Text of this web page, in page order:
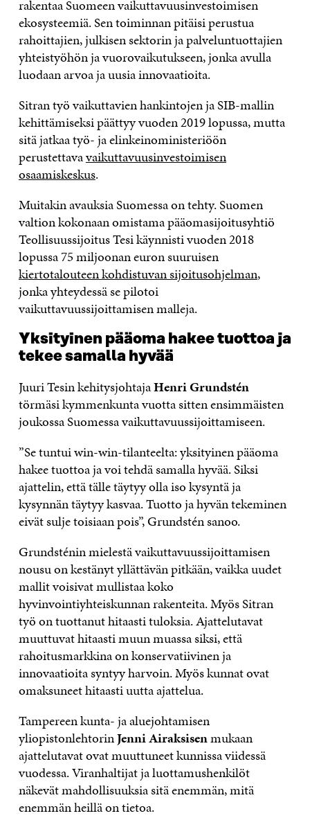
rakentaa Suomeen vaikuttavuusinvestoimisen
ekosysteemiä. Sen toiminnan pitäisi perustua
rahoittajien, julkisen sektorin ja palveluntuottajien
yhteistyöhön ja vuorovaikutukseen, jonka avulla
luodaan arvoa ja uusia innovaatioita.
Sitran työ vaikuttavien hankintojen ja SIB-mallin
kehittämiseksi päättyy vuoden 2019 lopussa, mutta
sitä jatkaa työ- ja elinkeinoministeriöön
perustettavavaikuttavuusinvestoimisen
osaamiskeskus.
Muitakin avauksia Suomessa on tehty. Suomen
valtion kokonaan omistama pääomasijoitusyhtiö
Teollisuussijoitus Tesi käynnisti vuoden 2018
lopussa 75 miljoonan euron suuruisen
kiertotalouteen kohdistuvan sijoitusohjelman,
jonka yhteydessä se pilotoi
vaikuttavuussijoittamisen malleja.
Yksityinen pääoma hakee tuottoa ja
tekee samalla hyvää
Juuri Tesin kehitysjohtajaHenri Grundstén
törmäsi kymmenkunta vuotta sitten ensimmäisten
joukossa Suomessa vaikuttavuussijoittamiseen.
”Se tuntui win-win-tilanteelta: yksityinen pääoma
hakee tuottoa ja voi tehdä samalla hyvää. Siksi
ajattelin, että tälle täytyy olla iso kysyntä ja
kysynnän täytyy kasvaa. Tuotto ja hyvän tekeminen
eivät sulje toisiaan pois”, Grundstén sanoo.
Grundsténin mielestä vaikuttavuussijoittamisen
nousu on kestänyt yllättävän pitkään, vaikka uudet
mallit voisivat mullistaa koko
hyvinvointiyhteiskunnan rakenteita. Myös Sitran
työ on tuottanut hitaasti tuloksia. Ajattelutavat
muuttuvat hitaasti muun muassa siksi, että
rahoitusmarkkina on konservatiivinen ja
innovaatioita syntyy harvoin. Myös kunnat ovat
omaksuneet hitaasti uutta ajattelua.
Tampereen kunta- ja aluejohtamisen
yliopistonlehtorinJenni Airaksisenmukaan
ajattelutavat ovat muuttuneet kunnissa viidessä
vuodessa. Viranhaltijat ja luottamushenkilöt
näkevät mahdollisuuksia sitä enemmän, mitä
enemmän heillä on tietoa.